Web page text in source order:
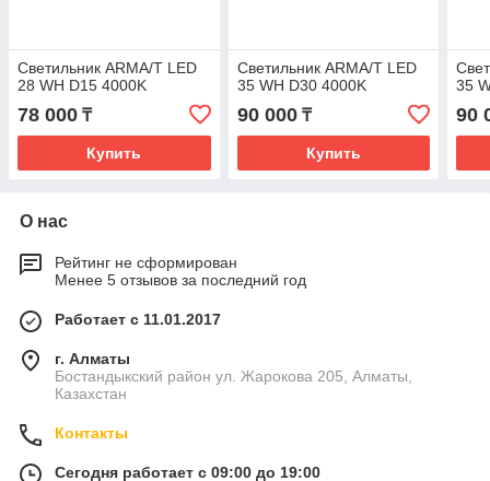
Светильник ARMA/T LED
28 WH D15 4000K
78 000 ₸
Купить
Светильник ARMA/T LED
35 WH D30 4000K
90 000₸
Купить
35
90
О нас
Рейтинг не сформирован
Менее 5 отзывов за последний год
Работает с 11.01.2017
г. Алматы
Бостандыкский район ул. Жарокова 205, Алматы,
Казахстан
Контакты
Сегодня работает с 09:00 до 19:00